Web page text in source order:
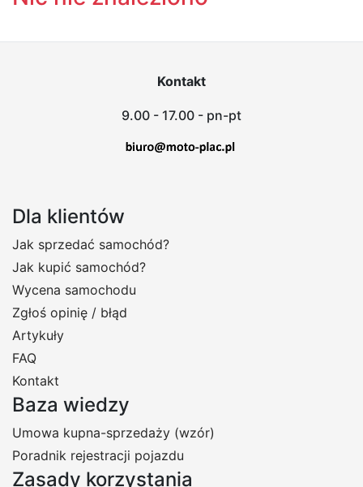
Kontakt
9.00 - 17.00 - pn-pt
Dla klientów
Jak sprzedać samochód?
Jak kupić samochód?
Wycena samochodu
Zgłoś opinię / błąd
Artykuły
FAQ
Kontakt
Baza wiedzy
Umowa kupna-sprzedaży (wzór)
Poradnik rejestracji pojazdu
Zasady korzystania